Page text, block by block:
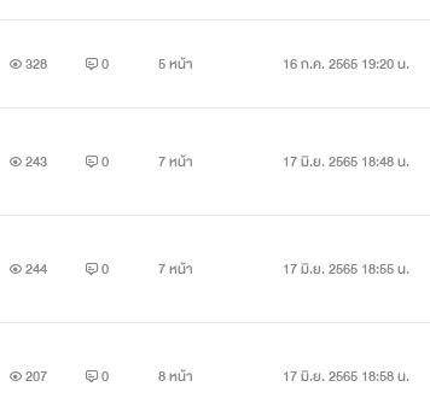
328 0 5 หน้า 16 ก.ค. 2565 19:20 น.
243 0 7 หน้า 17 มิ.ย. 2565 18:48 น.
244 0 7 หน้า 17 มิ.ย. 2565 18:55 น.
207 0 8 หน้า 17 มิ.ย. 2565 18:58 น.